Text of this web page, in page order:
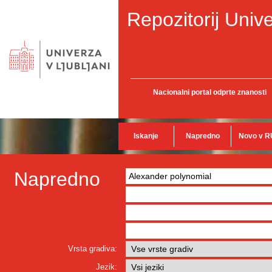
Repozitorij
Nacionalni portal odprte znanosti
Iskanje Napredno Novo v
Napredno
Vrsta gradiva:
Jezik: